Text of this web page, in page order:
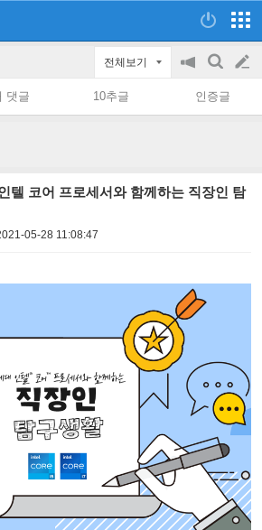
전체보기
공
on/off
검
색
글
쓰
댓글 10추글 인증글
텔 코어 프로세서와 함께하는 직장인 탐
05-28 11:08:47